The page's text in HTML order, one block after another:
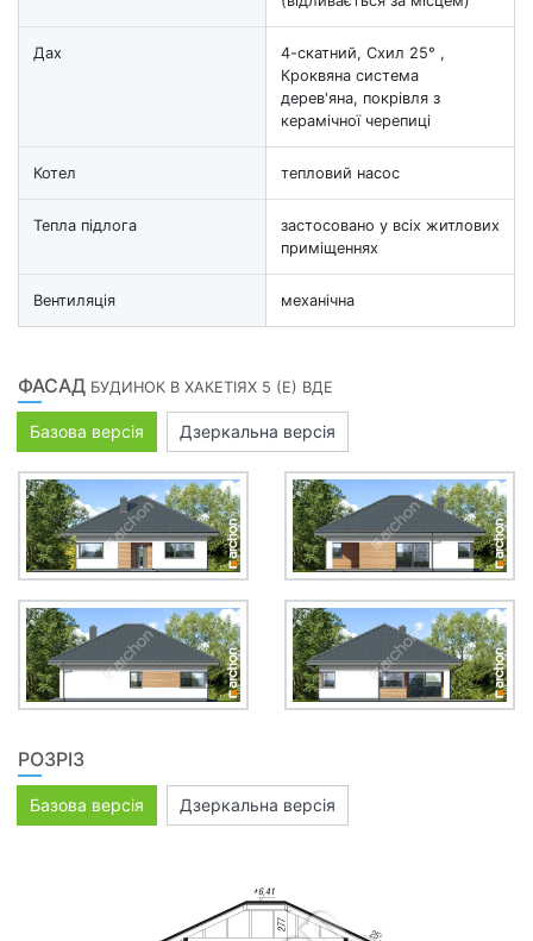
Дах
4-скатний, Схил 25° ,
Кроквяна система
дерев'яна, покрівля з
керамічної черепиці
Котел тепловий насос
Тепла підлога
застосовано у всіх житлових
приміщеннях
Вентиляція механічна
ФАСАД БУДИНОК В ХАКЕТІЯХ 5 (Е) ВДЕ
Базова версія Дзеркальна версія
РОЗРІЗ
Базова версія Дзеркальна версія